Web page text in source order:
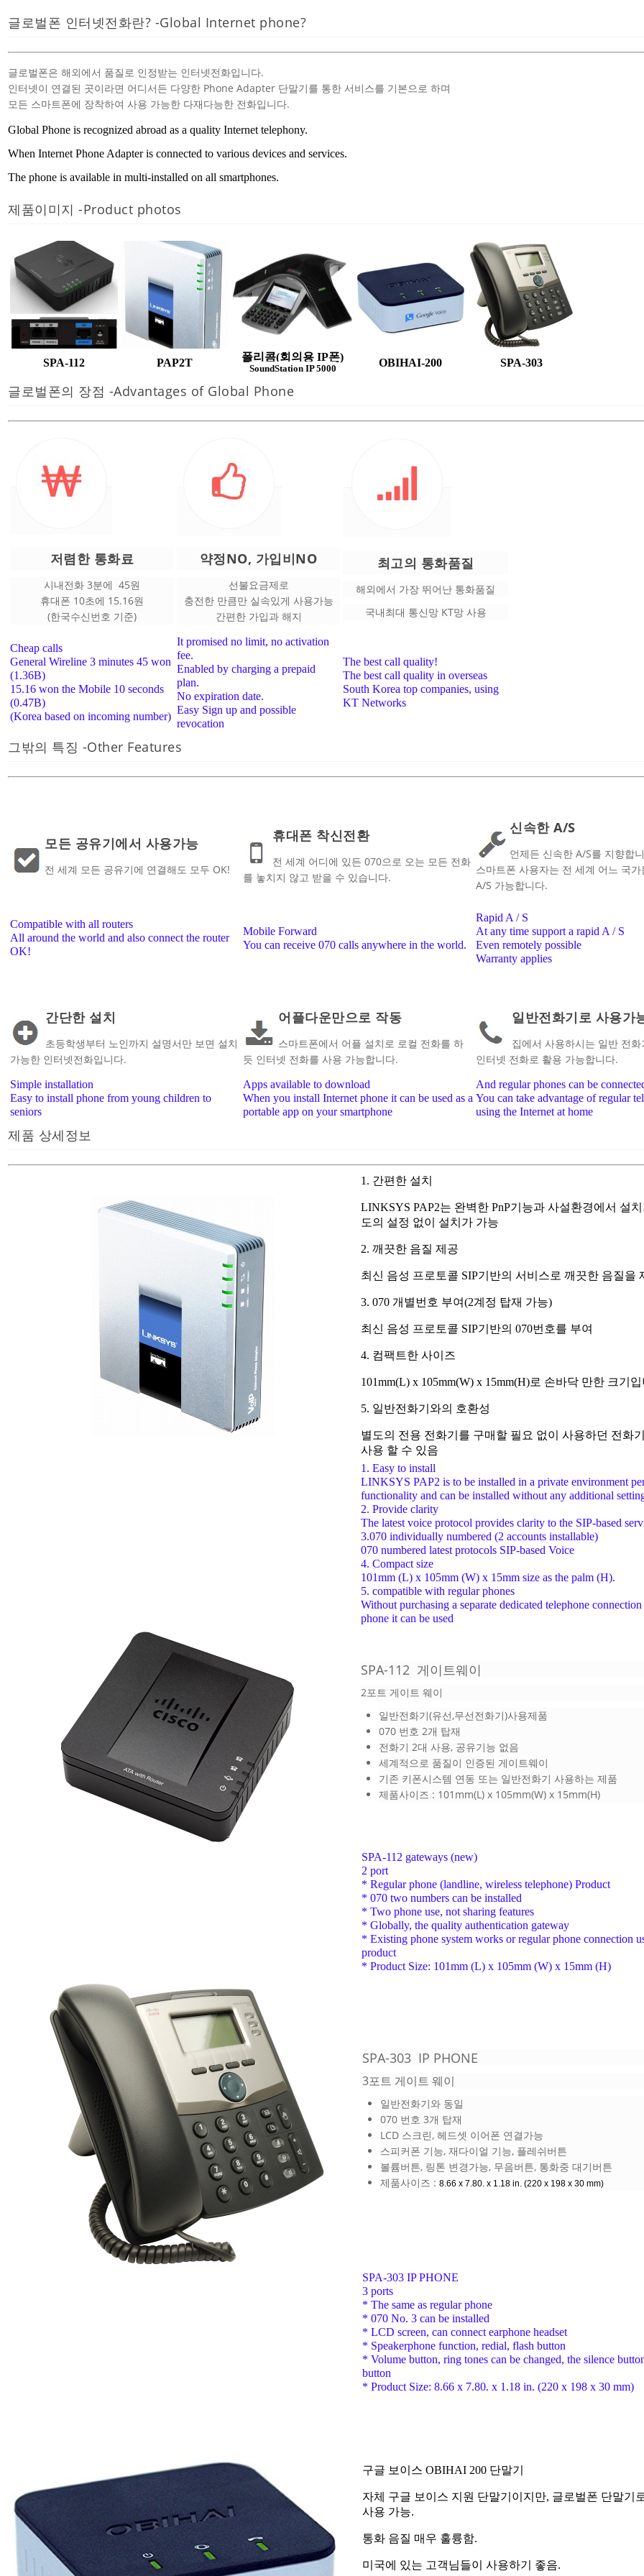
글로벌폰 인터넷전화란? -Global Internet phone?
글로벌폰은 해외에서 품질로 인정받는 인터넷전화입니다.
인터넷이 연결된 곳이라면 어디서든 다양한 Phone Adapter 단말기를 통한 서비스를 기본으로 하며
모든 스마트폰에 장착하여 사용 가능한 다재다능한 전화입니다.
Global Phone is recognized abroad as a quality Internet telephony.
When Internet Phone Adapter is connected to various devices and services.
The phone is available in multi-installed on all smartphones.
제품이미지 -Product photos
SPA-112 PAP2T 폴리콤(회의용 IP폰)
SoundStation IP 5000 OBIHAI-200 SPA-303
글로벌폰의 장점 -Advantages of Global Phone
저렴한 통화료
시내전화 3분에 45원
휴대폰 10초에 15.16원
(한국수신번호 기준)
약정NO, 가입비NO
선불요금제로
충전한 만큼만 실속있게 사용가능
간편한 가입과 해지
최고의 통화품질
해외에서 가장 뛰어난 통화품질
국내최대 통신망 KT망 사용
Cheap calls
General Wireline 3 minutes 45 won
(1.36B)
15.16 won the Mobile 10 seconds
(0.47B)
(Korea based on incoming number)
It promised no limit, no activation
fee.
Enabled by charging a prepaid
plan.
No expiration date.
Easy Sign up and possible
revocation
The best call quality!
The best call quality in overseas
South Korea top companies, using
KT Networks
그밖의 특징 -Other Features
모든 공유기에서 사용가능
전 세계 모든 공유기에 연결해도 모두 OK!
휴대폰 착신전환
전 세계 어디에 있든 070으로 오는 모든 전화
를 놓치지 않고 받을 수 있습니다.
신속한 A/S
언제든 신속한 A/S를 지향합
스마트폰 사용자는 전 세계 어느 국
A/S 가능합니다.
Compatible with all routers
All around the world and also connect the router
OK!
Mobile Forward
You can receive 070 calls anywhere in the world.
Rapid A / S
At any time support a rapid A / S
Even remotely possible
Warranty applies
간단한 설치
초등학생부터 노인까지 설명서만 보면 설치
가능한 인터넷전화입니다.
어플다운만으로 작동
스마트폰에서 어플 설치로 로컬 전화를 하
듯 인터넷 전화를 사용 가능합니다.
일반전화기로 사용가
집에서 사용하시는 일반 전
인터넷 전화로 활용 가능합니다.
Simple installation
Easy to install phone from young children to
seniors
Apps available to download
When you install Internet phone it can be used as a
portable app on your smartphone
And regular phones can be
You can take advantage of regular
using the Internet at home
제품 상세정보
1. 간편한 설치
LINKSYS PAP2는 완벽한 PnP기능과 사설환경에서 설
도의 설정 없이 설치가 가능
2. 깨끗한 음질 제공
최신 음성 프로토콜 SIP기반의 서비스로 깨끗한 음질을
3. 070 개별번호 부여(2계정 탑재 가능)
최신 음성 프로토콜 SIP기반의 070번호를 부여
4. 컴팩트한 사이즈
101mm(L) x 105mm(W) x 15mm(H)로 손바닥 만한 크기
5. 일반전화기와의 호환성
별도의 전용 전화기를 구매할 필요 없이 사용하던 전화
사용 할 수 있음
1. Easy to install
LINKSYS PAP2 is to be installed in a private environment
functionality and can be installed without any additional
2. Provide clarity
The latest voice protocol provides clarity to the SIP-based
3.070 individually numbered (2 accounts installable)
070 numbered latest protocols SIP-based Voice
4. Compact size
101mm (L) x 105mm (W) x 15mm size as the palm (H).
5. compatible with regular phones
Without purchasing a separate dedicated telephone
phone it can be used
SPA-112 게이트웨이
2포트 게이트 웨이
일반전화기(유선,무선전화기)사용제품
070 번호 2개 탑재
전화기 2대 사용, 공유기능 없음
세계적으로 품질이 인증된 게이트웨이
기존 키폰시스템 연동 또는 일반전화기 사용하는 제품
제품사이즈 : 101mm(L) x 105mm(W) x 15mm(H)
SPA-112 gateways (new)
2 port
* Regular phone (landline, wireless telephone) Product
* 070 two numbers can be installed
* Two phone use, not sharing features
* Globally, the quality authentication gateway
* Existing phone system works or regular phone connection
product
* Product Size: 101mm (L) x 105mm (W) x 15mm (H)
SPA-303 IP PHONE
3포트 게이트 웨이
일반전화기와 동일
070 번호 3개 탑재
LCD 스크린, 헤드셋 이어폰 연결가능
스피커폰 기능, 재다이얼 기능, 플레쉬버튼
볼륨버튼, 링톤 변경가능, 무음버튼, 통화중 대기버튼
제품사이즈 : 8.66 x 7.80. x 1.18 in. (220 x 198 x 30 mm)
SPA-303 IP PHONE
3 ports
* The same as regular phone
* 070 No. 3 can be installed
* LCD screen, can connect earphone headset
* Speakerphone function, redial, flash button
* Volume button, ring tones can be changed, the silence
button
* Product Size: 8.66 x 7.80. x 1.18 in. (220 x 198 x 30 mm)
구글 보이스 OBIHAI 200 단말기
자체 구글 보이스 지원 단말기이지만, 글로벌폰 단말기
사용 가능.
통화 음질 매우 훌륭함.
미국에 있는 고객님들이 사용하기 좋음.